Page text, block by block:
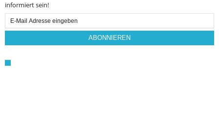
informiert sein!
Email
Subscription
ABONNIEREN